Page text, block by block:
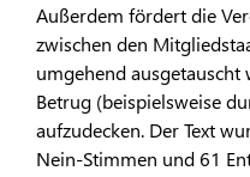
Außerdem fördert die
zwischen den
umgehend ausgetauscht
Betrug (beispielsweise
aufzudecken. Der Text
Nein-Stimmen und 61